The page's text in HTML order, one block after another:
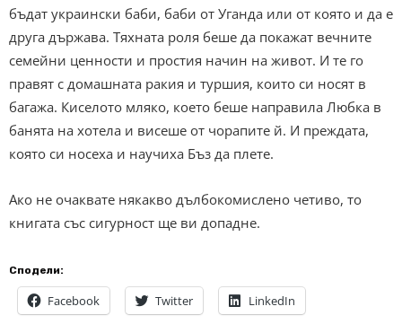
бъдат украински баби, баби от Уганда или от която и да е
друга държава. Тяхната роля беше да покажат вечните
семейни ценности и простия начин на живот. И те го
правят с домашната ракия и туршия, които си носят в
багажа. Киселото мляко, което беше направила Любка в
банята на хотела и висеше от чорапите й. И преждата,
която си носеха и научиха Бъз да плете.
Ако не очаквате някакво дълбокомислено четиво, то
книгата със сигурност ще ви допадне.
Сподели:
Facebook Twitter LinkedIn